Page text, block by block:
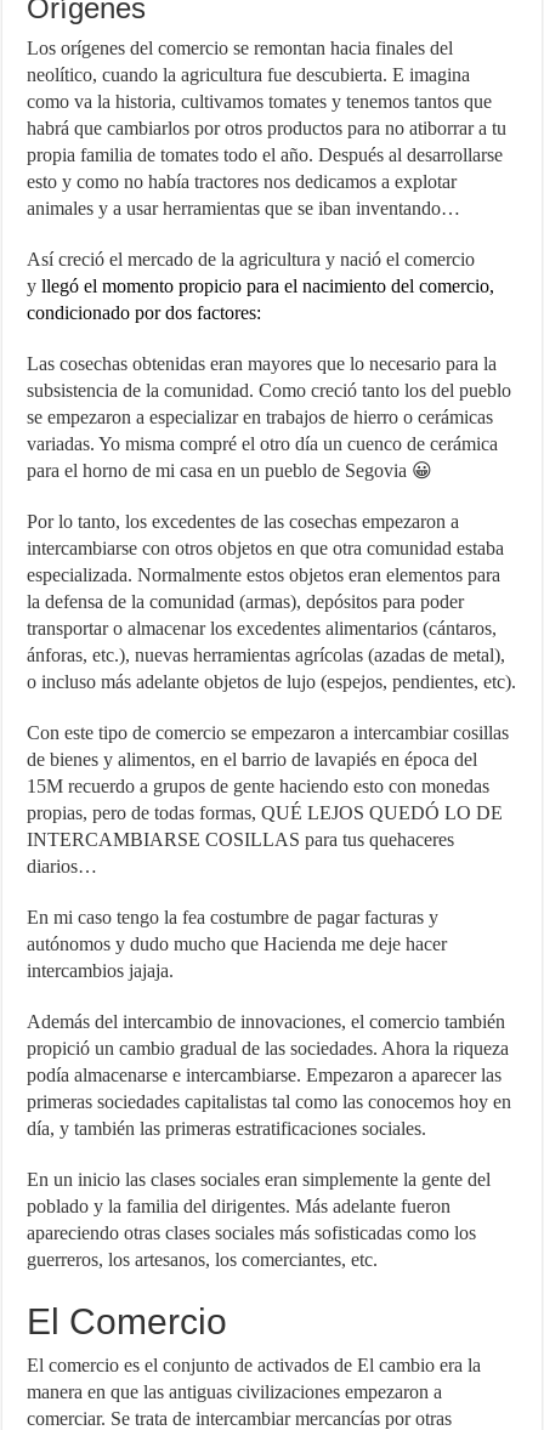
Orígenes
Los orígenes del comercio se remontan hacia finales del
neolítico, cuando la agricultura fue descubierta. E imagina
como va la historia, cultivamos tomates y tenemos tantos que
habrá que cambiarlos por otros productos para no atiborrar a tu
propia familia de tomates todo el año. Después al desarrollarse
esto y como no había tractores nos dedicamos a explotar
animales y a usar herramientas que se iban inventando…
Así creció el mercado de la agricultura y nació el comercio
y llegó el momento propicio para el nacimiento del comercio,
condicionado por dos factores:
Las cosechas obtenidas eran mayores que lo necesario para la
subsistencia de la comunidad. Como creció tanto los del pueblo
se empezaron a especializar en trabajos de hierro o cerámicas
variadas. Yo misma compré el otro día un cuenco de cerámica
para el horno de mi casa en un pueblo de Segovia 😀
Por lo tanto, los excedentes de las cosechas empezaron a
intercambiarse con otros objetos en que otra comunidad estaba
especializada. Normalmente estos objetos eran elementos para
la defensa de la comunidad (armas), depósitos para poder
transportar o almacenar los excedentes alimentarios (cántaros,
ánforas, etc.), nuevas herramientas agrícolas (azadas de metal),
o incluso más adelante objetos de lujo (espejos, pendientes, etc).
Con este tipo de comercio se empezaron a intercambiar cosillas
de bienes y alimentos, en el barrio de lavapiés en época del
15M recuerdo a grupos de gente haciendo esto con monedas
propias, pero de todas formas, QUÉ LEJOS QUEDÓ LO DE
INTERCAMBIARSE COSILLAS para tus quehaceres
diarios…
En mi caso tengo la fea costumbre de pagar facturas y
autónomos y dudo mucho que Hacienda me deje hacer
intercambios jajaja.
Además del intercambio de innovaciones, el comercio también
propició un cambio gradual de las sociedades. Ahora la riqueza
podía almacenarse e intercambiarse. Empezaron a aparecer las
primeras sociedades capitalistas tal como las conocemos hoy en
día, y también las primeras estratificaciones sociales.
En un inicio las clases sociales eran simplemente la gente del
poblado y la familia del dirigentes. Más adelante fueron
apareciendo otras clases sociales más sofisticadas como los
guerreros, los artesanos, los comerciantes, etc.
El Comercio
El comercio es el conjunto de activados de El cambio era la
manera en que las antiguas civilizaciones empezaron a
comerciar. Se trata de intercambiar mercancías por otras